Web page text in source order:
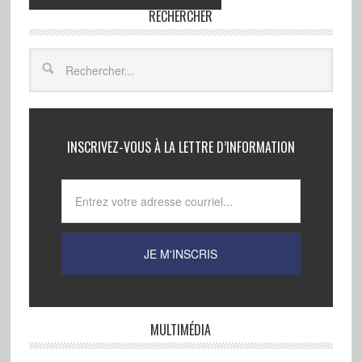
RECHERCHER
INSCRIVEZ-VOUS À LA LETTRE D’INFORMATION
MULTIMÉDIA